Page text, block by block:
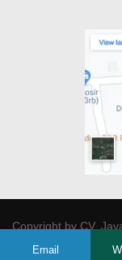
Copyright byCV.
Email